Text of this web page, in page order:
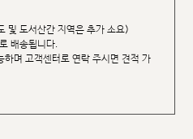
및 도서산간 지역은 추가 소요)
배송됩니다.
며 고객센터로 연락 주시면 견적 가